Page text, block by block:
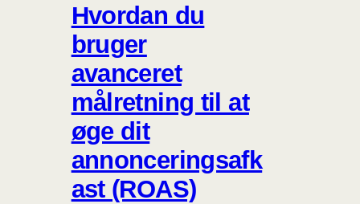
Hvordan du
bruger
avanceret
målretning til at
øge dit
annonceringsafk
ast (ROAS)